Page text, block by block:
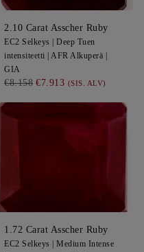
2.10 Carat Asscher Ruby
EC2 Selkeys | Deep Tuen
intensiteetti | AFR Alkuperä |
GIA
€8.158 €7.913 (SIS. ALV)
1.72 Carat Asscher Ruby
EC2 Selkeys | Medium Intense